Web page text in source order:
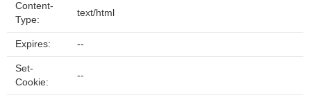
Content-
Type:
text/html
Expires: --
Set-
Cookie:
--